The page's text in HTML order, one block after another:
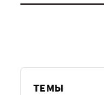
ТЕМЫ